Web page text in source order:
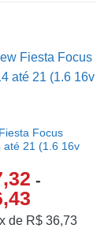
Focus
até 21 (1.6 16v
-
de R$36,73